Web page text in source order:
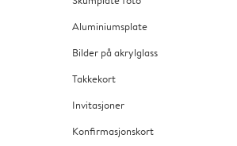
Aluminiumsplate
Bilder på akrylglass
Takkekort
Invitasjoner
Konfirmasjonskort